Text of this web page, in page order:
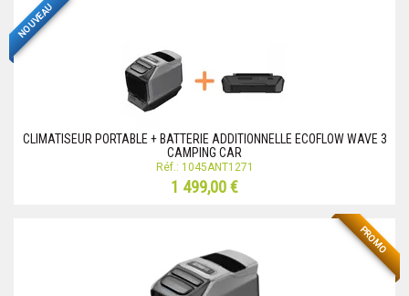
NOUVEAU
CLIMATISEUR PORTABLE + BATTERIE ADDITIONNELLE ECOFLOW WAVE 3
CAMPING CAR
Réf.: 1045ANT1271
1 499,00 €
PROMO